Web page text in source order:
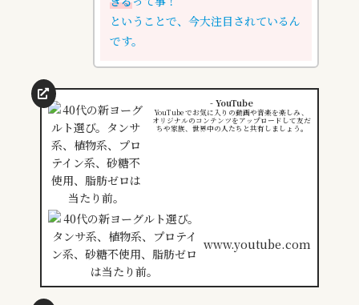
ということで、今大注目されているん
です。
- YouTube
YouTube でお気に入りの動画や音楽を楽しみ、
オリジナルのコンテンツをアップロードして友だ
ちや家族、世界中の人たちと共有しましょう。
www.youtube.com